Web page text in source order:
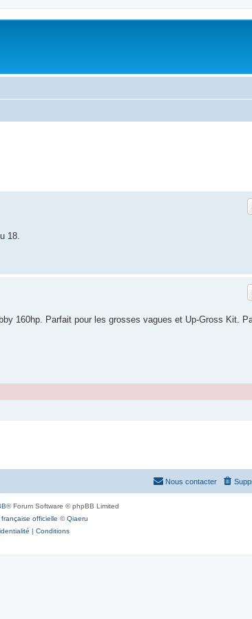
18.
160hp. Parfait pour les grosses vagues et Up-Gross Kit.
Nous contacter
® Forum Software © phpBB Limited
officielle ©Qiaeru
| Conditions